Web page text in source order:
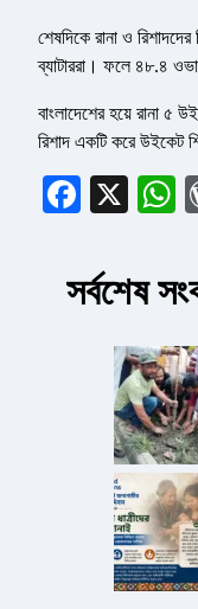
শেষদিকে রানা ও
ব্যাটাররা। ফলে ৪৮.৪
বাংলাদেশের হয়ে রানা
রিশাদ একটি করে উইকেট
X
সর্বশেষ